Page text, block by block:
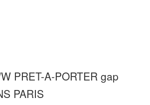
PRET-A-PORTER gap
PARIS